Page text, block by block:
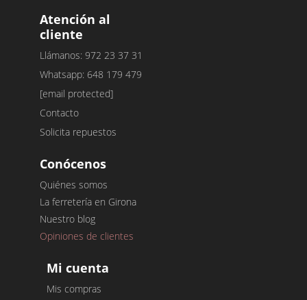
Atención al
cliente
Llámanos: 972 23 37 31
Whatsapp: 648 179 479
[email protected]
Contacto
Solicita repuestos
Conócenos
Quiénes somos
La ferretería en Girona
Nuestro blog
Opiniones de clientes
Mi cuenta
Mis compras